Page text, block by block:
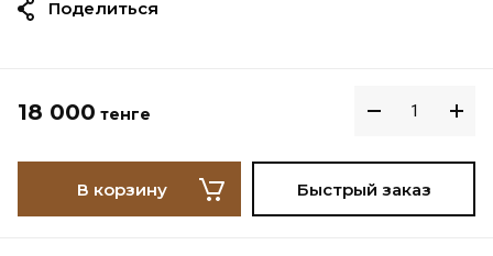
18 000 тенге
В корзину Быстрый заказ
Поделиться